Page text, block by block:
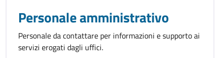
Personale amministrativo
Personale da contattare per informazioni e supporto ai
servizi erogati dagli uffici.